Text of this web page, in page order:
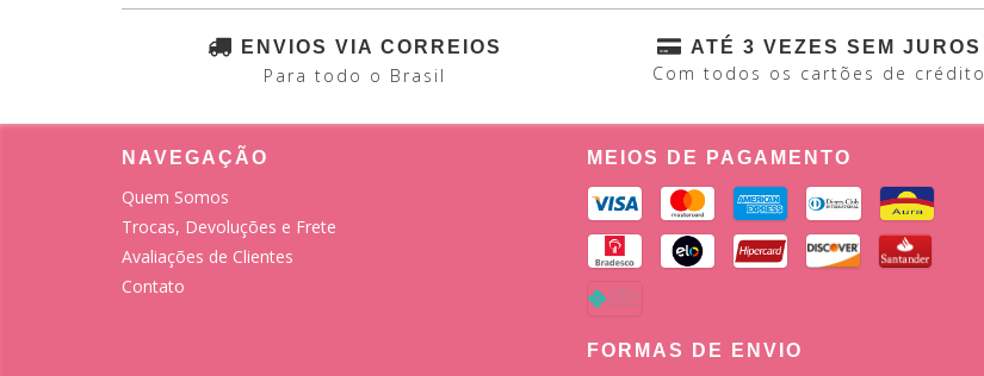
ENVIOS VIA CORREIOS
Para todo o Brasil
ATÉ 3 VEZES SEM JUROS
Com todos os cartões de crédito
NAVEGAÇÃO
Quem Somos
Trocas, Devoluções e Frete
Avaliações de Clientes
Contato
MEIOS DE PAGAMENTO
FORMAS DE ENVIO